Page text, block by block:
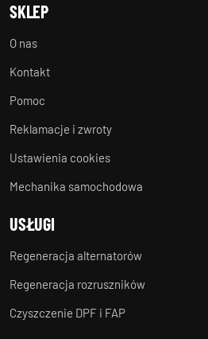
SKLEP
O nas
Kontakt
Pomoc
Reklamacje i zwroty
Ustawienia cookies
Mechanika samochodowa
USŁUGI
Regeneracja alternatorów
Regeneracja rozruszników
Czyszczenie DPF i FAP